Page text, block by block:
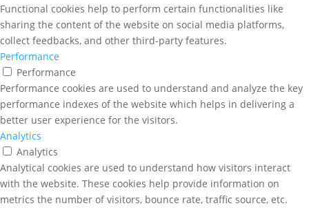
Functional cookies help to perform certain functionalities like
sharing the content of the website on social media platforms,
collect feedbacks, and other third-party features.
Performance
Performance
Performance cookies are used to understand and analyze the key
performance indexes of the website which helps in delivering a
better user experience for the visitors.
Analytics
Analytics
Analytical cookies are used to understand how visitors interact
with the website. These cookies help provide information on
metrics the number of visitors, bounce rate, traffic source, etc.